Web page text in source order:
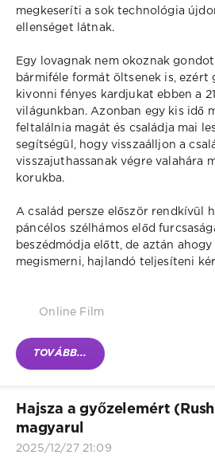
megkeseríti a sok technológia
ellenséget látnak.
Egy lovagnak nem okoznak gondot
bármiféle formát öltsenek is, ezért
kivonni fényes kardjukat ebben a
világunkban. Azonban egy kis idő
feltalálnia magát és családja mai
segítségül, hogy visszaálljon a
visszajuthassanak végre valahára
korukba.
A család persze először rendkívül
páncélos szélhámos előd
beszédmódja előtt, de aztán ahogy
megismerni, hajlandó teljesíteni
Online Film
TOVÁBB...
Hajsza a győzelemért
magyarul
2025/12/27 21:09